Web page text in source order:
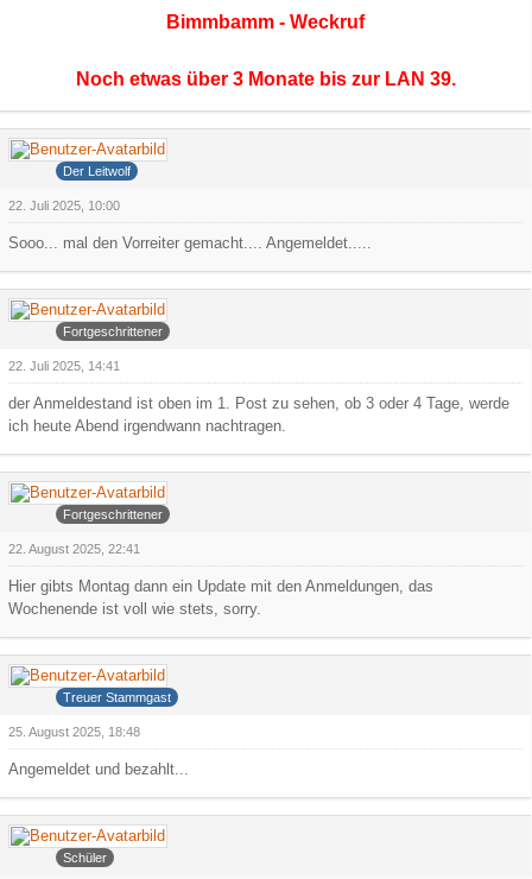
Bimmbamm - Weckruf
Noch etwas über 3 Monate bis zur LAN 39.
Grauer Wolf
Der Leitwolf
22. Juli 2025, 10:00
Sooo... mal den Vorreiter gemacht.... Angemeldet.....
Arowa
Fortgeschrittener
22. Juli 2025, 14:41
der Anmeldestand ist oben im 1. Post zu sehen, ob 3 oder 4 Tage, werde
ich heute Abend irgendwann nachtragen.
Arowa
Fortgeschrittener
22. August 2025, 22:41
Hier gibts Montag dann ein Update mit den Anmeldungen, das
Wochenende ist voll wie stets, sorry.
Ollijolli
Treuer Stammgast
25. August 2025, 18:48
Angemeldet und bezahlt...
Faroul
Schüler